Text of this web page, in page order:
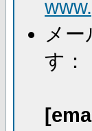
メ
す：